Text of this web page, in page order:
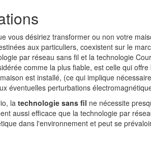
vous désiriez transformer ou non votre
aux particuliers, coexistent sur le
par réseau sans fil et la technologie
comme la plus fiable, est celle qui
est installé, (ce qui implique
éventuelles perturbations
la technologie sans fil ne nécessite
aussi efficace que la technologie par
dans l'environnement et peut se